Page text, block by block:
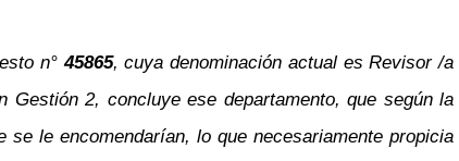
n°45865, cuya denominación actual es Revisor /a
2, concluye ese departamento, que según la
le encomendarían, lo que necesariamente propicia